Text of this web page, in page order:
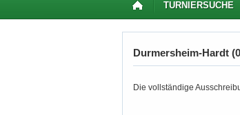
TURNIERSUCHE
Durmersheim-Hardt
Die vollständige